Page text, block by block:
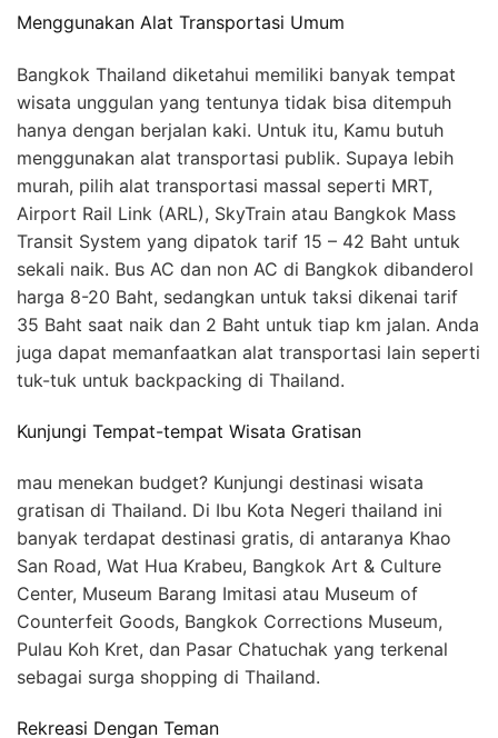
Menggunakan Alat Transportasi Umum
Bangkok Thailand diketahui memiliki banyak tempat
wisata unggulan yang tentunya tidak bisa ditempuh
hanya dengan berjalan kaki. Untuk itu, Kamu butuh
menggunakan alat transportasi publik. Supaya lebih
murah, pilih alat transportasi massal seperti MRT,
Airport Rail Link (ARL), SkyTrain atau Bangkok Mass
Transit System yang dipatok tarif 15 – 42 Baht untuk
sekali naik. Bus AC dan non AC di Bangkok dibanderol
harga 8-20 Baht, sedangkan untuk taksi dikenai tarif
35 Baht saat naik dan 2 Baht untuk tiap km jalan. Anda
juga dapat memanfaatkan alat transportasi lain seperti
tuk-tuk untuk backpacking di Thailand.
Kunjungi Tempat-tempat Wisata Gratisan
mau menekan budget? Kunjungi destinasi wisata
gratisan di Thailand. Di Ibu Kota Negeri thailand ini
banyak terdapat destinasi gratis, di antaranya Khao
San Road, Wat Hua Krabeu, Bangkok Art & Culture
Center, Museum Barang Imitasi atau Museum of
Counterfeit Goods, Bangkok Corrections Museum,
Pulau Koh Kret, dan Pasar Chatuchak yang terkenal
sebagai surga shopping di Thailand.
Rekreasi Dengan Teman